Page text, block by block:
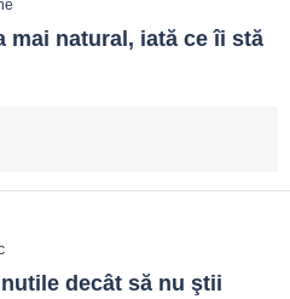
mai natural, iată ce îi stă
decât să nu ştii